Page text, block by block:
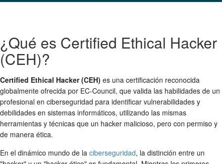
¿Qué es Certified Ethical Hacker
(CEH)?
Certified Ethical Hacker (CEH) es una certificación reconocida
globalmente ofrecida por EC-Council, que valida las habilidades de un
profesional en ciberseguridad para identificar vulnerabilidades y
debilidades en sistemas informáticos, utilizando las mismas
herramientas y técnicas que un hacker malicioso, pero con permiso y
de manera ética.
En el dinámico mundo de la ciberseguridad, la distinción entre un